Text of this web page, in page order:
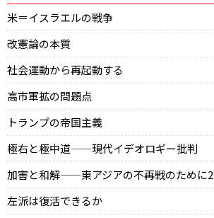
米＝イスラエルの戦争
改憲論の本質
社会運動から再起動する
高市軍拡の問題点
トランプの帝国主義
極右と極中道——現代イデオロギー批判
加害と和解——東アジアの不再戦のために2
左派は復活できるか